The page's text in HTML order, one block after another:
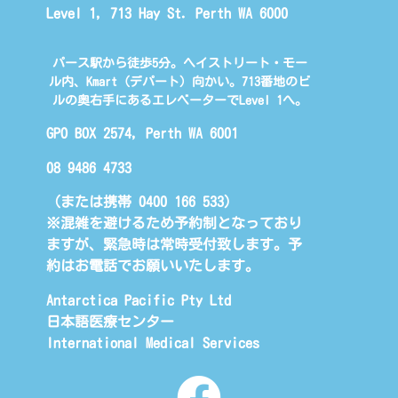
Level 1, 713 Hay St. Perth WA 6000
パース駅から徒歩5分。ヘイストリート・モー
ル内、Kmart（デパート）向かい。713番地のビ
ルの奥右手にあるエレベーターでLevel 1へ。
GPO BOX 2574, Perth WA 6001
08 9486 4733
（または携帯 0400 166 533)
※混雑を避けるため予約制となっており
ますが、緊急時は常時受付致します。予
約はお電話でお願いいたします。
Antarctica Pacific Pty Ltd
日本語医療センター
International Medical Services